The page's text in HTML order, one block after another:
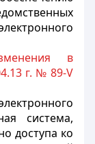
в
г. № 89-V
система,
доступа ко